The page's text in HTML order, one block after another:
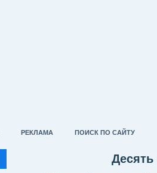
РЕКЛАМА ПОИСК ПО САЙТУ